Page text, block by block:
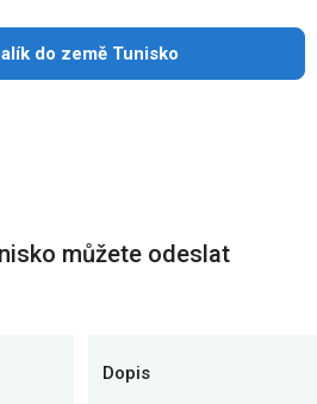
do země Tunisko
můžete odeslat
Dopis